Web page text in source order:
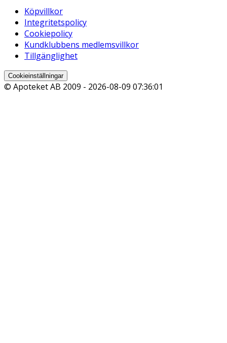
Köpvillkor
Integritetspolicy
Cookiepolicy
Kundklubbens medlemsvillkor
Tillgänglighet
Cookieinställningar
© Apoteket AB 2009 - 2026-08-09 07:36:01